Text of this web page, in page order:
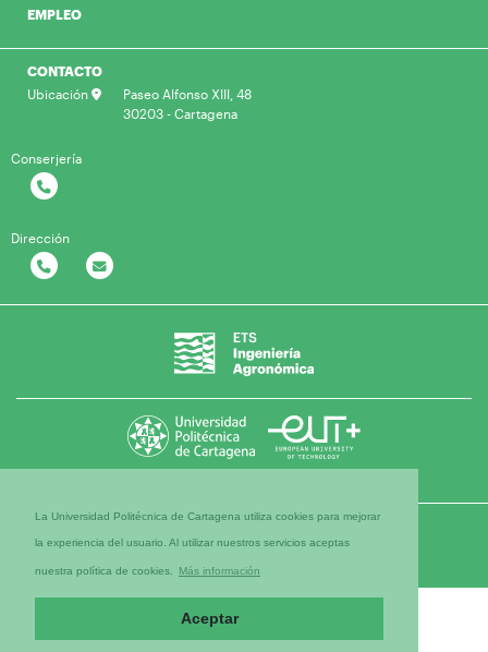
La Universidad Politécnica de Cartagena utiliza cookies para mejorar
la experiencia del usuario. Al utilizar nuestros servicios aceptas
nuestra política de cookies. Más información
Aceptar
EMPLEO
CONTACTO
Ubicación
Paseo Alfonso XIII, 48
30203 - Cartagena
Conserjería
Dirección